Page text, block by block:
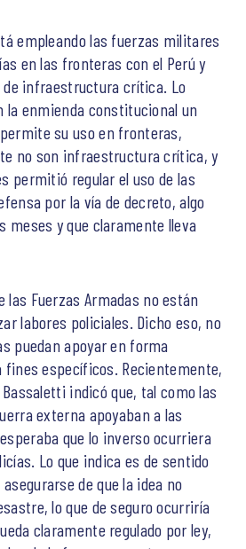
empleando las fuerzas militares
en las fronteras con el Perú y
de infraestructura crítica. Lo
la enmienda constitucional un
su uso en fronteras,
no son infraestructura crítica, y
permitió regular el uso de las
por la vía de decreto, algo
meses y que claramente lleva
las Fuerzas Armadas no están
labores policiales. Dicho eso, no
puedan apoyar en forma
específicos. Recientemente,
indicó que, tal como las
externa apoyaban a las
que lo inverso ocurriera
Lo que indica es de sentido
de que la idea no
lo que de seguro ocurriría
claramente regulado por ley,